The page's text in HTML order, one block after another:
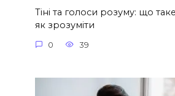
Тіні та голоси розуму: що
як зрозуміти
0 39